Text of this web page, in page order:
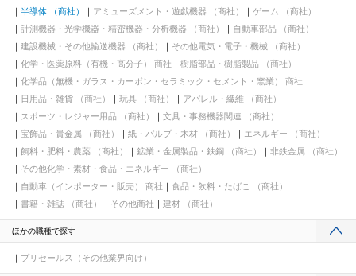
半導体 （商社）
アミューズメント・遊戯機器 （商社）
ゲーム （商社）
計測機器・光学機器・精密機器・分析機器 （商社）
自動車部品 （商社）
建設機械・その他輸送機器 （商社）
その他電気・電子・機械 （商社）
化学・医薬原料（有機・高分子） 商社
樹脂部品・樹脂製品 （商社）
化学品（無機・ガラス・カーボン・セラミック・セメント・窯業） 商社
日用品・雑貨 （商社）
玩具 （商社）
アパレル・繊維 （商社）
スポーツ・レジャー用品 （商社）
文具・事務機器関連 （商社）
宝飾品・貴金属 （商社）
紙・パルプ・木材 （商社）
エネルギー （商社）
飼料・肥料・農薬 （商社）
鉱業・金属製品・鉄鋼 （商社）
非鉄金属 （商社）
その他化学・素材・食品・エネルギー （商社）
自動車（インポーター・販売） 商社
食品・飲料・たばこ （商社）
書籍・雑誌 （商社）
その他商社 建材 （商社）
ほかの職種で探す
プリセールス（その他業界向け）